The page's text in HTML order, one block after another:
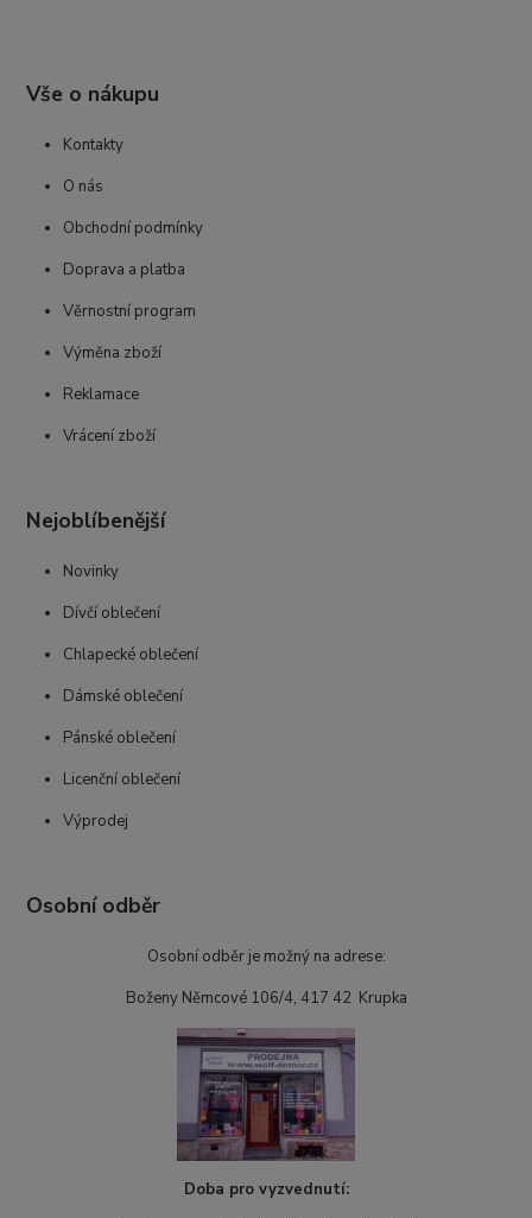
Vše o nákupu
Kontakty
O nás
Obchodní podmínky
Doprava a platba
Věrnostní program
Výměna zboží
Reklamace
Vrácení zboží
Nejoblíbenější
Novinky
Dívčí oblečení
Chlapecké oblečení
Dámské oblečení
Pánské oblečení
Licenční oblečení
Výprodej
Osobní odběr
Osobní odběr je možný na adrese:
Boženy Němcové 106/4, 417 42 Krupka
Doba pro vyzvednutí: